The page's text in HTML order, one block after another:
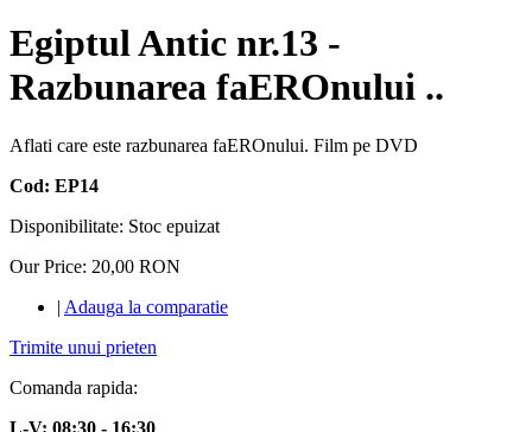
Egiptul Antic nr.13 -
Razbunarea faEROnului ..
Aflati care este razbunarea faEROnului. Film pe DVD
Cod: EP14
Disponibilitate: Stoc epuizat
Our Price: 20,00 RON
| Adauga la comparatie
Trimite unui prieten
Comanda rapida:
L-V: 08:30 - 16:30